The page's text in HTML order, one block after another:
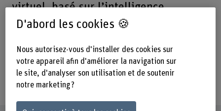
virtuel, basé sur l’intelligence
artificielle (IA) et axé sur le droit des
accèdent aux informations pertinentes
jusqu’à dix fois plus rapidement et
plus précisément qu’auparavant.
D'abord les cookies 🍪
Nous autorisez-vous d'installer des cookies sur
votre appareil afin d'améliorer la navigation sur
le site, d'analyser son utilisation et de soutenir
notre marketing ?